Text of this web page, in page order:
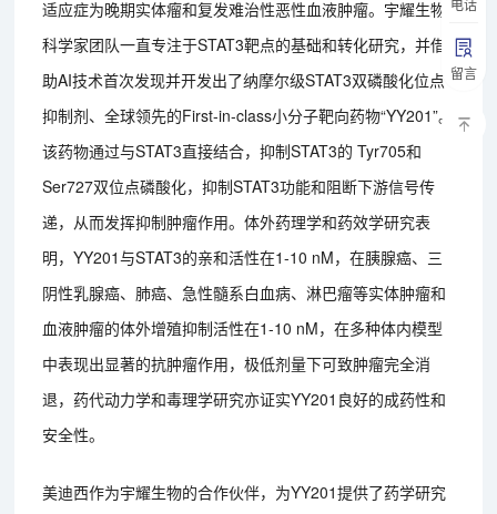
电话
留言
适应症为晚期实体瘤和复发难治性恶性血液肿瘤。宇耀生物
科学家团队一直专注于STAT3靶点的基础和转化研究，并借
助AI技术首次发现并开发出了纳摩尔级STAT3双磷酸化位点
抑制剂、全球领先的First-in-class小分子靶向药物“YY201”。
该药物通过与STAT3直接结合，抑制STAT3的 Tyr705和
Ser727双位点磷酸化，抑制STAT3功能和阻断下游信号传
递，从而发挥抑制肿瘤作用。体外药理学和药效学研究表
明，YY201与STAT3的亲和活性在1-10 nM，在胰腺癌、三
阴性乳腺癌、肺癌、急性髓系白血病、淋巴瘤等实体肿瘤和
血液肿瘤的体外增殖抑制活性在1-10 nM，在多种体内模型
中表现出显著的抗肿瘤作用，极低剂量下可致肿瘤完全消
退，药代动力学和毒理学研究亦证实YY201良好的成药性和
安全性。
美迪西作为宇耀生物的合作伙伴，为YY201提供了药学研究